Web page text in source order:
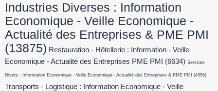
Industries Diverses : Information
Economique - Veille Economique -
Actualité des Entreprises & PME PMI
(13875) Restauration - Hôtellerie : Information - Veille
Economique - Actualité des Entreprises PME PMI
(6634) Services
Divers : Information Economique - Veille Economique - Actualité des Entreprises & PME PMI (4556)
Transports - Logistique : Information Economique - Veille